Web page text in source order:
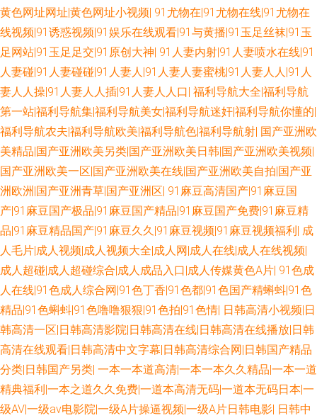
色导航 91超碰资源 白洁福利视频 欧美日韩A片 老湿机网 久久精品传媒视频
成人秀场 老司机狠肏 五月天激情人体 黄色网入口站91 欧美性爱人与兽 九一
一二国产 欧美性爱二三四区 日本污网站 国产超碰人人 人摸人人超碰日本 97
在线视频国产 五月瑟瑟导航 午夜福利电影图片 国产日逼免费视频 玖玖玖玖
精品 99热资源站在线 深夜福利美女网站 麻豆东京热蜜桃 97av资源 激情桃色
五月天 69福利社 欧美人兽另类 中文字幕16p 国产A级免片 97在线免费视频
国产干逼视频 国内视频在线导航 亚洲自拍小说网 美女视频91网站 超碰操逼
网 影音先锋鲁鲁 av性爱片 97久久超碰 亚洲AV私人影院 超碰大青青97 俺去
也av AV福利激情 久久精品这里18 伊人免费大香蕉 精品爱啪 九一看片 欧美
网社区 国产ass 九一蜜桃 欧亚性爱 日韩精品一 91人妻超碰 后入小视频 伊人
黄色网址网址|黄色网址小视频| 91尤物在|91尤物在线|91尤物在
线视频|91诱惑视频|91娱乐在线观看|91与黄播|91玉足丝袜|91玉
足网站|91玉足足交|91原创大神| 91人妻内射|91人妻喷水在线|91
人妻碰|91人妻碰碰|91人妻人|91人妻人妻蜜桃|91人妻人人|91人
妻人人操|91人妻人人插|91人妻人人口| 福利导航大全|福利导航
第一站|福利导航集|福利导航美女|福利导航迷奸|福利导航你懂的|
福利导航农夫|福利导航欧美|福利导航色|福利导航射| 国产亚洲欧
美精品|国产亚洲欧美另类|国产亚洲欧美日韩|国产亚洲欧美视频|
国产亚洲欧美一区|国产亚洲欧美在线|国产亚洲欧美自拍|国产亚
洲欧洲|国产亚洲青草|国产亚洲区| 91麻豆高清国产|91麻豆国
产|91麻豆国产极品|91麻豆国产精品|91麻豆国产免费|91麻豆精
品|91麻豆精品国产|91麻豆久久|91麻豆视频|91麻豆视频福利| 成
人毛片|成人视频|成人视频大全|成人网|成人在线|成人在线视频|
成人超碰|成人超碰综合|成人成品入口|成人传媒黄色A片| 91色成
人在线|91色成人综合网|91色丁香|91色都|91色国产精蝌蚪|91色
精品|91色蝌蚪|91色噜噜狠狠|91色拍|91色情| 日韩高清小视频|日
韩高清一区|日韩高清影院|日韩高清在线|日韩高清在线播放|日韩
高清在线观看|日韩高清中文字幕|日韩高清综合网|日韩国产精品
分类|日韩国产另类| 一本一本道高清|一本一本久久精品|一本一道
精典福利|一本之道久久免费|一道本高清无码|一道本无码日本|一
级AV|一级av电影院|一级A片操逼视频|一级A片日韩电影| 日韩中